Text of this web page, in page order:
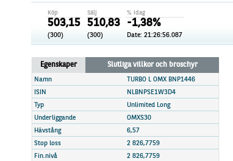
Unlimited Turbos
Nya produkter
Stoppade & förfallna produkter
Utsålda produkter
Realtidskurser
Knock-plocken
Kunskapscentra+
Hur handlar jag
Marknadsöversikt
Köp
503,15
(300)
Sälj
510,83
(300)
% idag
-1,38%
Date: 21:26:56.087
Egenskaper Slutliga villkor och broschyr
Namn
TURBO L OMX BNP1446
ISIN
NLBNPSE1W3D4
Typ
Unlimited Long
Underliggande
OMXS30
Hävstång
6,57
Stop loss
2 826,7759
Fin.nivå
2 826,7759